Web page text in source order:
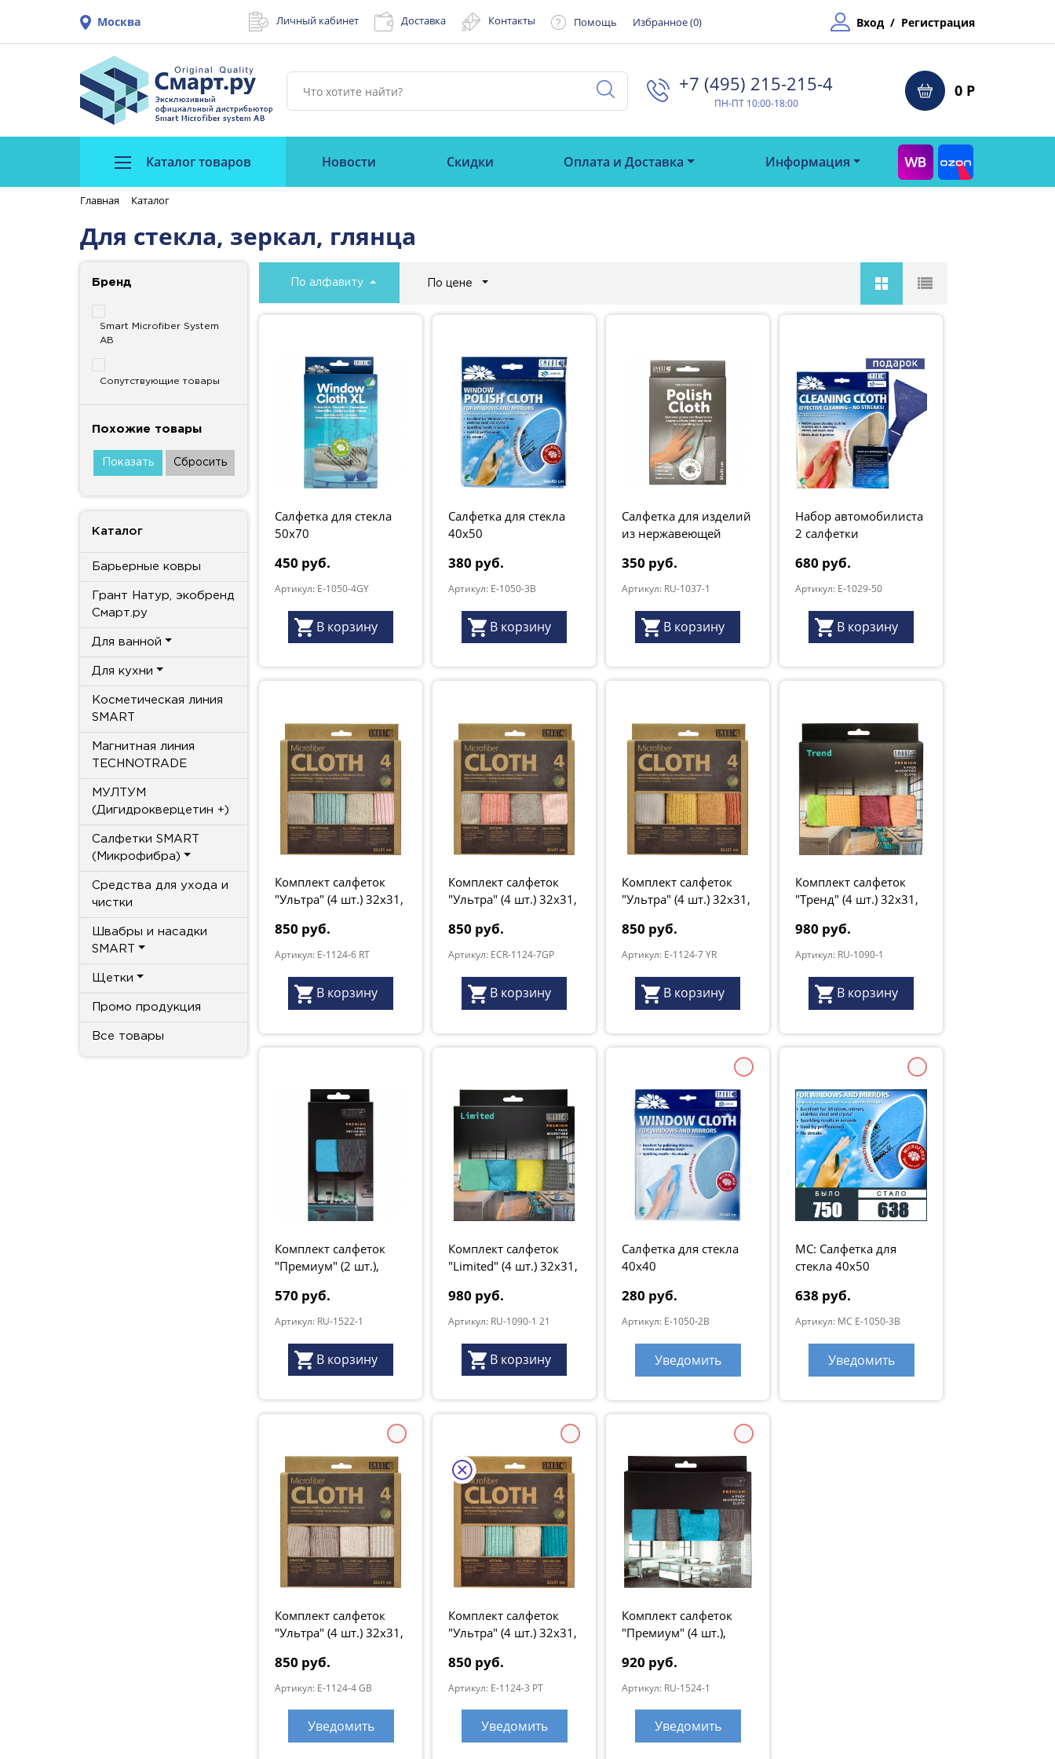
Москва Личный кабинет Доставка Контакты Помощь Избранное (0) Вход / Регистрация
+7 (495) 215-215-4⁠
ПН-ПТ 10:00-18:00
0 Р
Каталог товаров Новости Скидки Оплата и Доставка Информация
Главная Каталог
Для стекла, зеркал, глянца
Бренд
Smart Microfiber System
AB
Сопутствующие товары
Похожие товары
Каталог
Барьерные ковры
Грант Натур, экобренд
Смарт.ру
Для ванной
Для кухни
Косметическая линия
SMART
Магнитная линия
TECHNOTRADE
МУЛТУМ
(Дигидрокверцетин +)
Салфетки SMART
(Микрофибра)
Средства для ухода и
чистки
Швабры и насадки
SMART
Щетки
Промо продукция
Все товары
По алфавиту По цене
Салфетка для стекла
50x70
450 руб.
Артикул: E-1050-4GY
В корзину
Салфетка для стекла
40x50
380 руб.
Артикул: E-1050-3B
В корзину
Салфетка для изделий
из нержавеющей
350 руб.
Артикул: RU-1037-1
В корзину
Набор автомобилиста
2 салфетки
680 руб.
Артикул: E-1029-50
В корзину
Комплект салфеток
"Ультра" (4 шт.) 32х31,
м.волна
850 руб.
Артикул: E-1124-6 RT
В корзину
Комплект салфеток
"Ультра" (4 шт.) 32х31,
серые
850 руб.
Артикул: ECR-1124-7GP
В корзину
Комплект салфеток
"Ультра" (4 шт.) 32х31,
850 руб.
Артикул: E-1124-7 YR
В корзину
Комплект салфеток
"Тренд" (4 шт.) 32х31,
980 руб.
Артикул: RU-1090-1
В корзину
Комплект салфеток
"Премиум" (2 шт.),
"Premium"
570 руб.
Артикул: RU-1522-1
В корзину
Комплект салфеток
"Limited" (4 шт.) 32х31,
SMART
980 руб.
Артикул: RU-1090-1 21
В корзину
Салфетка для стекла
40x40
280 руб.
Артикул: E-1050-2B
Уведомить
МС: Салфетка для
стекла 40x50
638 руб.
Артикул: MC E-1050-3B
Уведомить
Комплект салфеток
"Ультра" (4 шт.) 32х31,
850 руб.
Артикул: E-1124-4 GB
Уведомить
Комплект салфеток
"Ультра" (4 шт.) 32х31,
850 руб.
Артикул: E-1124-3 PT
Уведомить
Комплект салфеток
"Премиум" (4 шт.),
"Premium"
920 руб.
Артикул: RU-1524-1
Уведомить